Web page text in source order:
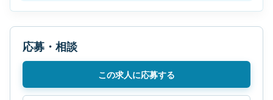
応募・相談
この求人に応募する